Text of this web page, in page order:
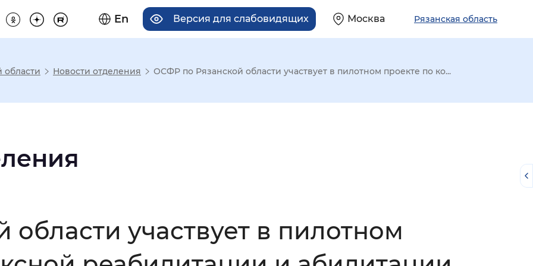
En Версия для слабовидящих Москва Рязанская область
отображения
Увеличенный Большой
области Новости отделения ОСФР по Рязанской области участвует в пилотном проекте по ко...
участвует в пилотном